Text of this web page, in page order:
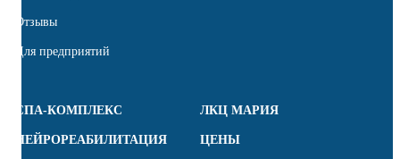
Отзывы
Для предприятий
СПА-КОМПЛЕКС ЛКЦ МАРИЯ
НЕЙРОРЕАБИЛИТАЦИЯ ЦЕНЫ